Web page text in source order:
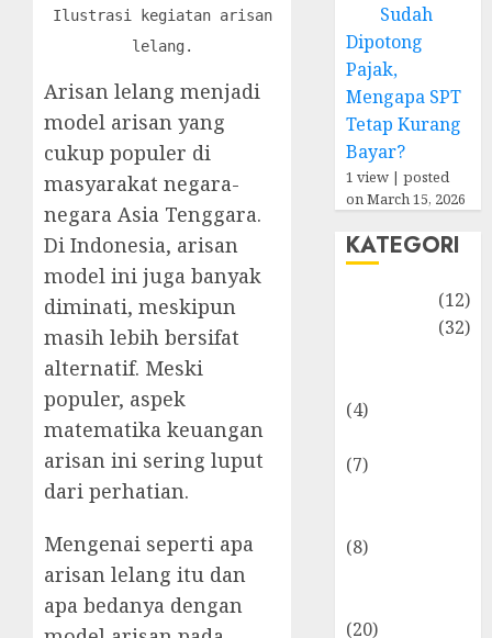
Ilustrasi kegiatan arisan
lelang.
Arisan lelang menjadi
model arisan yang
cukup populer di
masyarakat negara-
negara Asia Tenggara.
Di Indonesia, arisan
model ini juga banyak
diminati, meskipun
masih lebih bersifat
alternatif. Meski
populer, aspek
matematika keuangan
arisan ini sering luput
dari perhatian.
Mengenai seperti apa
arisan lelang itu dan
apa bedanya dengan
Sudah
Dipotong
Pajak,
Mengapa SPT
Tetap Kurang
Bayar?
1 view |posted
on March 15, 2026
KATEGORI
(12)
(32)
(4)
(7)
(8)
(20)